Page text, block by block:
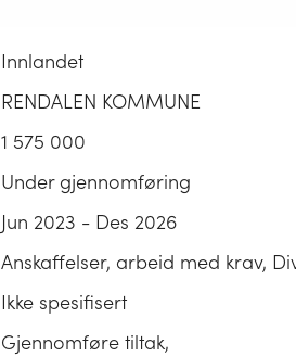
Innlandet
RENDALEN KOMMUNE
1 575 000
Under gjennomføring
Jun 2023 - Des 2026
Anskaffelser, arbeid med krav,
Ikke spesifisert
Gjennomføre tiltak,